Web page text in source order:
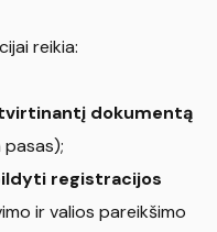
reikia:
dokumentą
registracijos
ir valios pareikšimo